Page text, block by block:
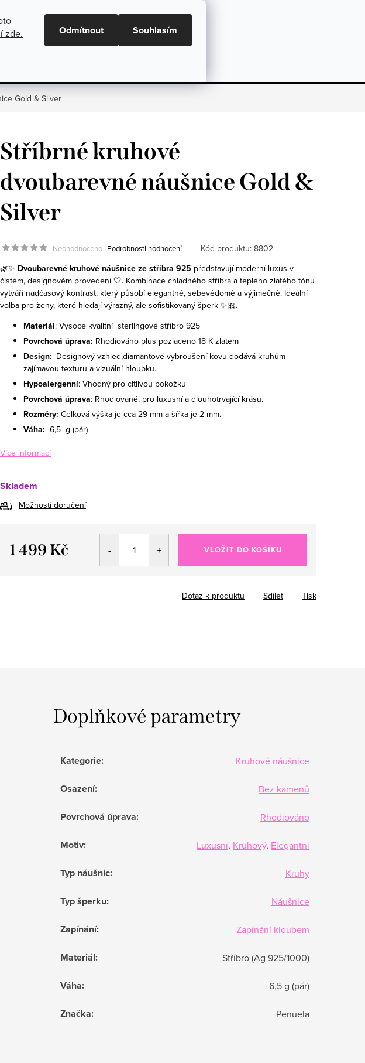
zde. Odmítnout Souhlasím
Všeobecné obchodní podmínky, GDPR a GPSR
Gold & Silver
Stříbrné kruhové
dvoubarevné náušnice Gold &
Silver
Neohodnoceno Podrobnosti hodnocení Kód produktu: 8802
🌿✨ Dvoubarevné kruhové náušnice ze stříbra 925 představují moderní luxus v
čistém, designovém provedení 🤍. Kombinace chladného stříbra a teplého zlatého tónu
vytváří nadčasový kontrast, který působí elegantně, sebevědomě a výjimečně. Ideální
volba pro ženy, které hledají výrazný, ale sofistikovaný šperk ✨🎀.
Materiál: Vysoce kvalitní sterlingové stříbro 925
Povrchová úprava: Rhodiováno plus pozlaceno 18 K zlatem
Design: Designový vzhled,diamantové vybroušení kovu dodává kruhům
zajímavou texturu a vizuální hloubku.
Hypoalergenní: Vhodný pro citlivou pokožku
Povrchová úprava: Rhodiované, pro luxusní a dlouhotrvající krásu.
Rozměry: Celková výška je cca 29 mm a šířka je 2 mm.
Váha: 6,5 g (pár)
Více informací
Skladem
Možnosti doručení
1 499 Kč VLOŽIT DO KOŠÍKU
Tisk
Dotaz k produktu Sdílet
Doplňkové parametry
Kategorie: Kruhové náušnice
Osazení: Bez kamenů
Povrchová úprava: Rhodiováno
Motiv: Luxusní, Kruhový, Elegantní
Typ náušnic: Kruhy
Typ šperku: Náušnice
Zapínání: Zapínání kloubem
Materiál: Stříbro (Ag 925/1000)
Váha: 6,5 g (pár)
Značka: Penuela